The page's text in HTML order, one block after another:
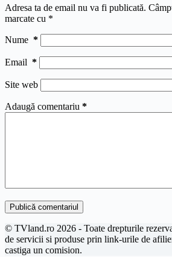
Adresa ta de email nu va fi publicată.
marcate cu *
Nume *
Email *
Site web
Adaugă comentariu *
Publică comentariul
© TVland.ro 2026 - Toate drepturile
de servicii si produse prin link-urile de
castiga un comision.